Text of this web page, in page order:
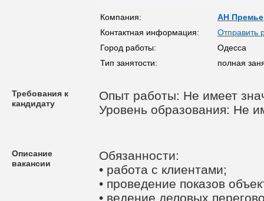
Компания:
АН
Контактная информация:
Отправить
Город работы:
Одесса
Тип занятости:
полная
Требования к
кандидату
Опыт работы: Не имеет
Уровень образования: Не
Описание
вакансии
Обязанности:
• работа с клиентами;
• проведение показов
• ведение деловых